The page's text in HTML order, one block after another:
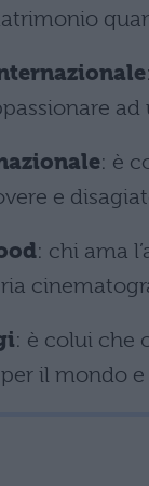
ad
: è
e
: chi ama
: è colui che
il mondo